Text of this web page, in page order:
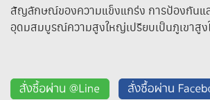
สัญลักษณ์ของความแข็งแกร่ง การป้องกันแ
อุดมสมบูรณ์ความสูงใหญ่เปรียบเป็นภูเขาสู